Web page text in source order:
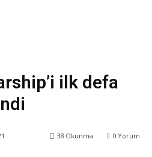
ilk defa
0 Yorum
38 Okunma